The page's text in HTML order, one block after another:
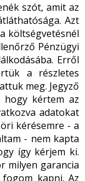
szót, amit az
Azt
költségvetésnél
Pénzügyi
Erről
a részletes
meg. Jegyző
hogy kértem az
adatokat
kérésemre - a
- nem kapta
így kérjem ki.
milyen garancia
kapni. Az